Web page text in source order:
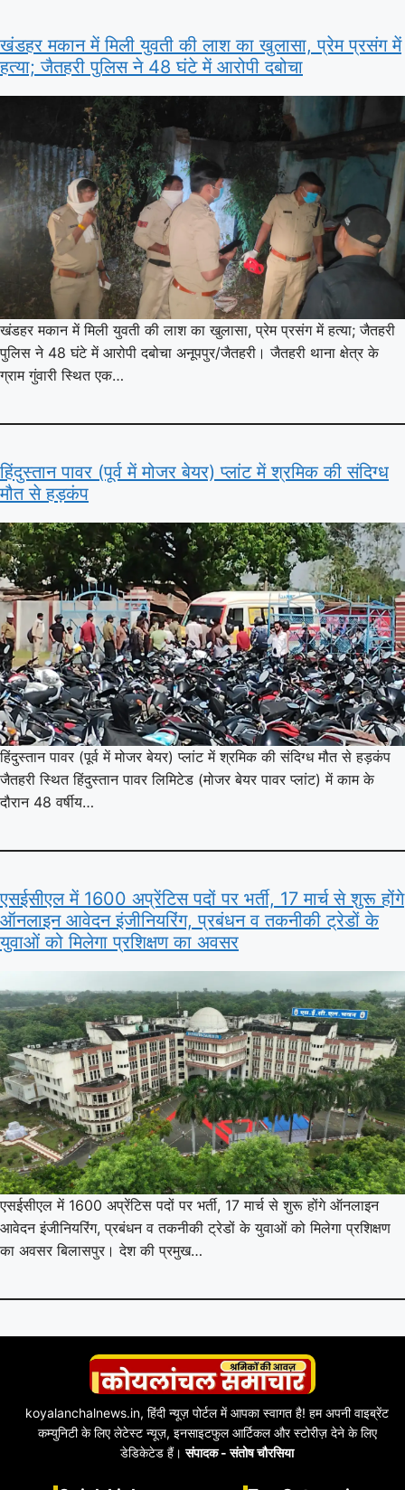
खंडहर मकान में मिली युवती की लाश का खुलासा, प्रेम प्रसंग में
हत्या; जैतहरी पुलिस ने 48 घंटे में आरोपी दबोचा
खंडहर मकान में मिली युवती की लाश का खुलासा, प्रेम प्रसंग में हत्या; जैतहरी
पुलिस ने 48 घंटे में आरोपी दबोचा अनूपपुर/जैतहरी। जैतहरी थाना क्षेत्र के
ग्राम गुंवारी स्थित एक…
हिंदुस्तान पावर (पूर्व में मोजर बेयर) प्लांट में श्रमिक की संदिग्ध
मौत से हड़कंप
हिंदुस्तान पावर (पूर्व में मोजर बेयर) प्लांट में श्रमिक की संदिग्ध मौत से हड़कंप
जैतहरी स्थित हिंदुस्तान पावर लिमिटेड (मोजर बेयर पावर प्लांट) में काम के
दौरान 48 वर्षीय…
एसईसीएल में 1600 अप्रेंटिस पदों पर भर्ती, 17 मार्च से शुरू होंगे
ऑनलाइन आवेदन इंजीनियरिंग, प्रबंधन व तकनीकी ट्रेडों के
युवाओं को मिलेगा प्रशिक्षण का अवसर
एसईसीएल में 1600 अप्रेंटिस पदों पर भर्ती, 17 मार्च से शुरू होंगे ऑनलाइन
आवेदन इंजीनियरिंग, प्रबंधन व तकनीकी ट्रेडों के युवाओं को मिलेगा प्रशिक्षण
का अवसर बिलासपुर। देश की प्रमुख…
koyalanchalnews.in, हिंदी न्यूज़ पोर्टल में आपका स्वागत है! हम अपनी वाइब्रेंट
कम्युनिटी के लिए लेटेस्ट न्यूज़, इनसाइटफुल आर्टिकल और स्टोरीज़ देने के लिए
डेडिकेटेड हैं।संपादक - संतोष चौरसिया